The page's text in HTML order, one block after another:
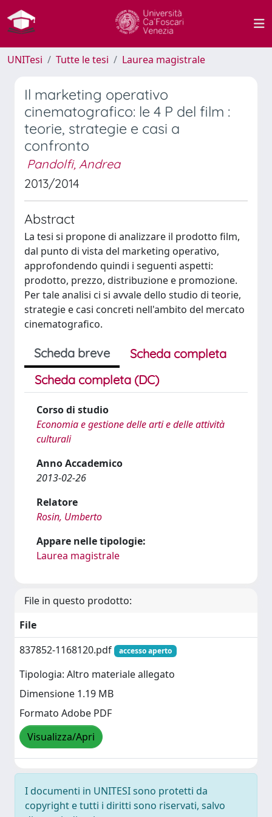
UNITesi Tutte le tesi Laurea magistrale
Il marketing operativo
cinematografico: le 4 P del film :
teorie, strategie e casi a
confronto
Pandolfi, Andrea
2013/2014
Abstract
La tesi si propone di analizzare il prodotto film,
dal punto di vista del marketing operativo,
approfondendo quindi i seguenti aspetti:
prodotto, prezzo, distribuzione e promozione.
Per tale analisi ci si avvale dello studio di teorie,
strategie e casi concreti nell'ambito del mercato
cinematografico.
Scheda breve
Scheda completa
Scheda completa (DC)
Corso di studio
Economia e gestione delle arti e delle attività
culturali
Anno Accademico
2013-02-26
Relatore
Rosin, Umberto
Appare nelle tipologie:
Laurea magistrale
File in questo prodotto:
File
837852-1168120.pdf
accesso aperto
Tipologia: Altro materiale allegato
Dimensione 1.19 MB
Formato Adobe PDF
Visualizza/Apri
I documenti in UNITESI sono protetti da
copyright e tutti i diritti sono riservati, salvo